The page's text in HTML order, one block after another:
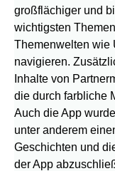
großflächiger und
wichtigsten
Themenwelten wie
navigieren.
Inhalte von
die durch farbliche
Auch die App
unter anderem
Geschichten und
der App